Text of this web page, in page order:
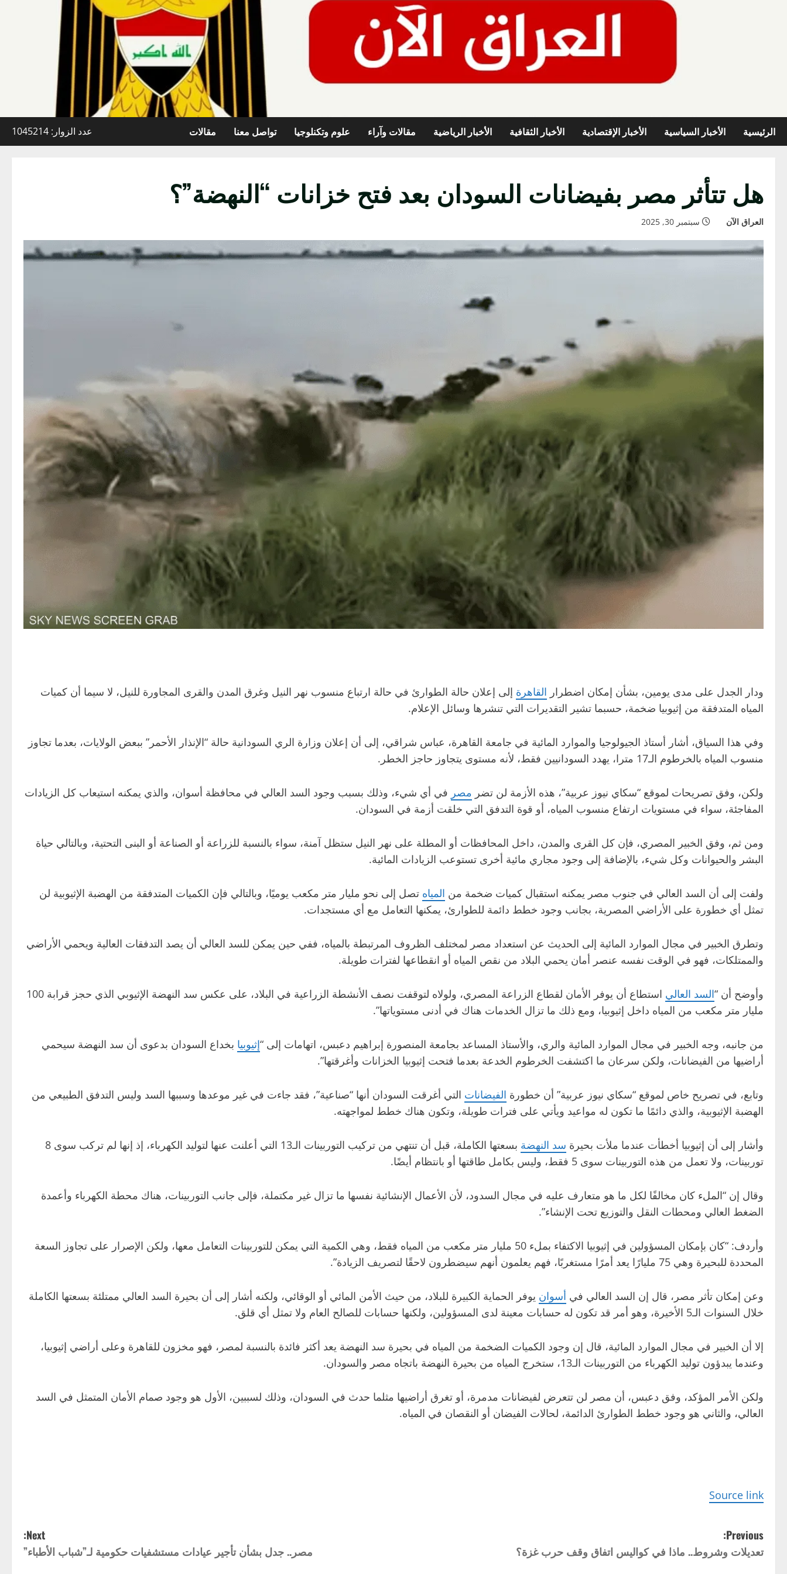
الرئيسية الأخبار السياسية الأخبار الإقتصادية الأخبار الثقافية الأخبار الرياضية مقالات وآراء علوم وتكنلوجيا تواصل معنا مقالات عدد الزوار: 1045214
هل تتأثر مصر بفيضانات السودان بعد فتح خزانات “النهضة”؟
العراق الآن سبتمبر 30, 2025
ودار الجدل على مدى يومين، بشأن إمكان اضطرار القاهرة إلى إعلان حالة الطوارئ في حالة ارتباع منسوب نهر النيل وغرق المدن والقرى المجاورة للنيل، لا سيما أن كميات
المياه المتدفقة من إثيوبيا ضخمة، حسبما تشير التقديرات التي تنشرها وسائل الإعلام.
وفي هذا السياق، أشار أستاذ الجيولوجيا والموارد المائية في جامعة القاهرة، عباس شراقي، إلى أن إعلان وزارة الري السودانية حالة “الإنذار الأحمر” ببعض الولايات، بعدما تجاوز
منسوب المياه بالخرطوم الـ17 مترا، يهدد السودانيين فقط، لأنه مستوى يتجاوز حاجز الخطر.
ولكن، وفق تصريحات لموقع “سكاي نيوز عربية”، هذه الأزمة لن تضر مصر في أي شيء، وذلك بسبب وجود السد العالي في محافظة أسوان، والذي يمكنه استيعاب كل الزيادات
المفاجئة، سواء في مستويات ارتفاع منسوب المياه، أو قوة التدفق التي خلقت أزمة في السودان.
ومن ثم، وفق الخبير المصري، فإن كل القرى والمدن، داخل المحافظات أو المطلة على نهر النيل ستظل آمنة، سواء بالنسبة للزراعة أو الصناعة أو البنى التحتية، وبالتالي حياة
البشر والحيوانات وكل شيء، بالإضافة إلى وجود مجاري مائية أخرى تستوعب الزيادات المائية.
ولفت إلى أن السد العالي في جنوب مصر يمكنه استقبال كميات ضخمة من المياه تصل إلى نحو مليار متر مكعب يوميًا، وبالتالي فإن الكميات المتدفقة من الهضبة الإثيوبية لن
تمثل أي خطورة على الأراضي المصرية، بجانب وجود خطط دائمة للطوارئ، يمكنها التعامل مع أي مستجدات.
وتطرق الخبير في مجال الموارد المائية إلى الحديث عن استعداد مصر لمختلف الظروف المرتبطة بالمياه، ففي حين يمكن للسد العالي أن يصد التدفقات العالية ويحمي الأراضي
والممتلكات، فهو في الوقت نفسه عنصر أمان يحمي البلاد من نقص المياه أو انقطاعها لفترات طويلة.
وأوضح أن “السد العالي
استطاع أن يوفر الأمان لقطاع الزراعة المصري، ولولاه لتوقفت نصف الأنشطة الزراعية في البلاد، على عكس سد النهضة الإثيوبي الذي حجز قرابة 100
مليار متر مكعب من المياه داخل إثيوبيا، ومع ذلك ما تزال الخدمات هناك في أدنى مستوياتها”.
من جانبه، وجه الخبير في مجال الموارد المائية والري، والأستاذ المساعد بجامعة المنصورة إبراهيم دعبس، اتهامات إلى “إثيوبيا بخداع السودان بدعوى أن سد النهضة سيحمي
أراضيها من الفيضانات، ولكن سرعان ما اكتشفت الخرطوم الخدعة بعدما فتحت إثيوبيا الخزانات وأغرقتها”.
وتابع، في تصريح خاص لموقع “سكاي نيوز عربية” أن خطورة الفيضانات التي أغرقت السودان أنها “صناعية”، فقد جاءت في غير موعدها وسببها السد وليس التدفق الطبيعي من
الهضبة الإثيوبية، والذي دائمًا ما تكون له مواعيد ويأتي على فترات طويلة، وتكون هناك خطط لمواجهته.
وأشار إلى أن إثيوبيا أخطأت عندما ملأت بحيرة سد النهضة
بسعتها الكاملة، قبل أن تنتهي من تركيب التوربينات الـ13 التي أعلنت عنها لتوليد الكهرباء، إذ إنها لم تركب سوى 8
توربينات، ولا تعمل من هذه التوربينات سوى 5 فقط، وليس بكامل طاقتها أو بانتظام أيضًا.
وقال إن “الملء كان مخالفًا لكل ما هو متعارف عليه في مجال السدود، لأن الأعمال الإنشائية نفسها ما تزال غير مكتملة، فإلى جانب التوربينات، هناك محطة الكهرباء وأعمدة
الضغط العالي ومحطات النقل والتوزيع تحت الإنشاء”.
وأردف: “كان بإمكان المسؤولين في إثيوبيا الاكتفاء بملء 50 مليار متر مكعب من المياه فقط، وهي الكمية التي يمكن للتوربينات التعامل معها، ولكن الإصرار على تجاوز السعة
المحددة للبحيرة وهي 75 مليارًا يعد أمرًا مستغربًا، فهم يعلمون أنهم سيضطرون لاحقًا لتصريف الزيادة”.
وعن إمكان تأثر مصر، قال إن السد العالي في أسوان يوفر الحماية الكبيرة للبلاد، من حيث الأمن المائي أو الوقائي، ولكنه أشار إلى أن بحيرة السد العالي ممتلئة بسعتها الكاملة
خلال السنوات الـ5 الأخيرة، وهو أمر قد تكون له حسابات معينة لدى المسؤولين، ولكنها حسابات للصالح العام ولا تمثل أي قلق.
إلا أن الخبير في مجال الموارد المائية، قال إن وجود الكميات الضخمة من المياه في بحيرة سد النهضة يعد أكثر فائدة بالنسبة لمصر، فهو مخزون للقاهرة وعلى أراضي إثيوبيا،
وعندما يبدؤون توليد الكهرباء من التوربينات الـ13، ستخرج المياه من بحيرة النهضة باتجاه مصر والسودان.
ولكن الأمر المؤكد، وفق دعبس، أن مصر لن تتعرض لفيضانات مدمرة، أو تغرق أراضيها مثلما حدث في السودان، وذلك لسببين، الأول هو وجود صمام الأمان المتمثل في السد
العالي، والثاني هو وجود خطط الطوارئ الدائمة، لحالات الفيضان أو النقصان في المياه.
Source link
P
o
Previous:
تعديلات وشروط.. ماذا في كواليس اتفاق وقف حرب غزة؟
Next:
مصر.. جدل بشأن تأجير عيادات مستشفيات حكومية لـ”شباب الأطباء”